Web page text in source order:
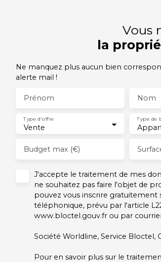
Vous
la
Ne manquez plus aucun bien
alerte mail !
Prénom Nom
Vente
Type d'offre Type de
Budget max (€)
J'accepte le traitement de mes
ne souhaitez pas faire l'objet de
pouvez vous inscrire gratuitement
téléphonique, prévu par l'article
www.bloctel.gouv.fr ou par
Société Worldline, Service Bloctel,
Pour en savoir plus sur le